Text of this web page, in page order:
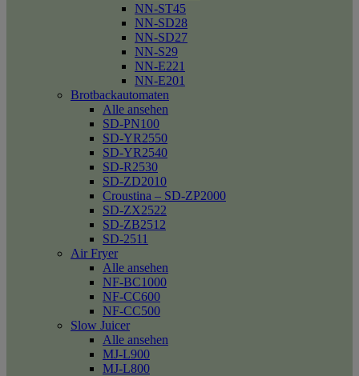
NN-ST45
NN-SD28
NN-SD27
NN-S29
NN-E221
NN-E201
Brotbackautomaten
Alle ansehen
SD-PN100
SD-YR2550
SD-YR2540
SD-R2530
SD-ZD2010
Croustina – SD-ZP2000
SD-ZX2522
SD-ZB2512
SD-2511
Air Fryer
Alle ansehen
NF-BC1000
NF-CC600
NF-CC500
Slow Juicer
Alle ansehen
MJ-L900
MJ-L800